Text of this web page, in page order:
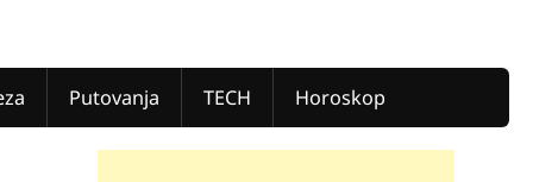
Putovanja TECH Horoskop